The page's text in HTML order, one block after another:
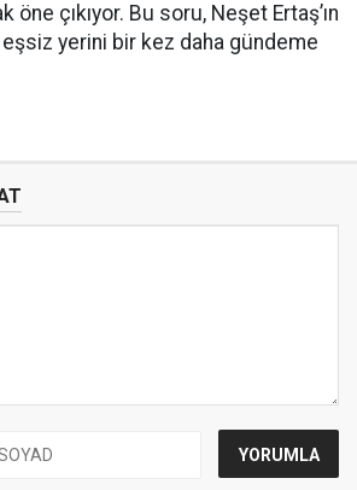
öne çıkıyor. Bu soru, Neşet Ertaş’ın
yerini bir kez daha gündeme